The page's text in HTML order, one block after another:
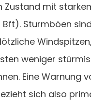
Zustand mit
Sturmböen
weniger
Eine Warnung
sich also